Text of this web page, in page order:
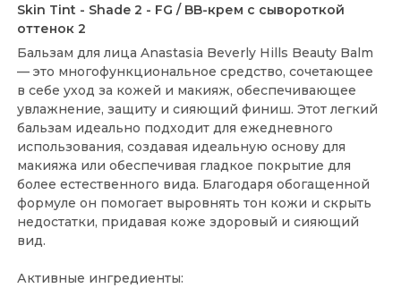
Skin Tint - Shade 2 - FG / BB-крем с сывороткой
оттенок 2
Бальзам для лица Anastasia Beverly Hills Beauty Balm
— это многофункциональное средство, сочетающее
в себе уход за кожей и макияж, обеспечивающее
увлажнение, защиту и сияющий финиш. Этот легкий
бальзам идеально подходит для ежедневного
использования, создавая идеальную основу для
макияжа или обеспечивая гладкое покрытие для
более естественного вида. Благодаря обогащенной
формуле он помогает выровнять тон кожи и скрыть
недостатки, придавая коже здоровый и сияющий
вид.
Активные ингредиенты: